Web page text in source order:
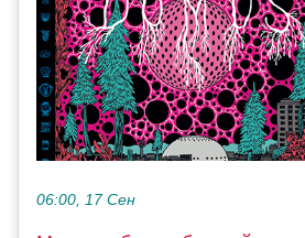
06:00, 17 Сен